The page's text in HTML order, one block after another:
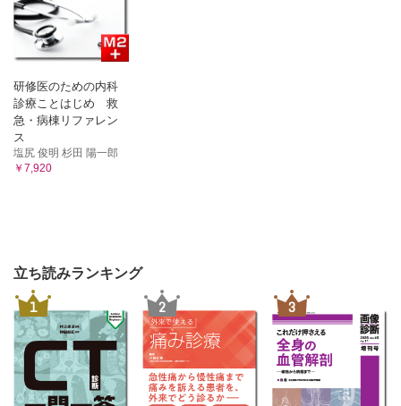
研修医のための内科
診療ことはじめ 救
急・病棟リファレン
ス
塩尻 俊明 杉田 陽一郎
￥7,920
立ち読みランキング
1 2 3